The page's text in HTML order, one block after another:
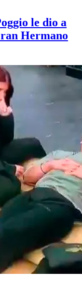
le dio a
Hermano